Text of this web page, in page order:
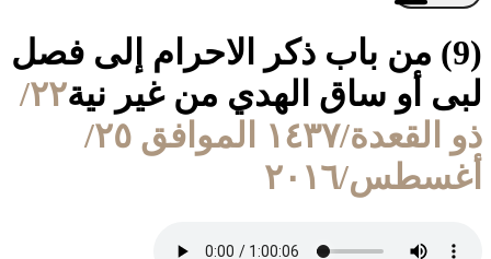
(9) من باب ذكر الاحرام إلى فصل
لبى أو ساق الهدي من غير نية
٢٢/
ذو القعدة/١٤٣٧ الموافق ٢٥/
أغسطس/٢٠١٦